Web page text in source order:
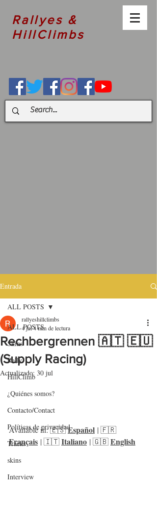
Rallyes &
HillClimbs
Entrada
ALL POSTS
Skins
Rally
HillClimb
¿Quiénes somos?
Contacto/Contact
Políticas de privacidad
Tracks
skins
Interview
ALL POSTS
Rechbergrennen 🇦🇹 🇪🇺
(Supply Racing)
rallyeshillclimbs
4 jul4 min de lectura
Actualizado: 30 jul
Available in: 🇪🇸 Español | 🇫🇷
Français | 🇮🇹 Italiano | 🇬🇧 English